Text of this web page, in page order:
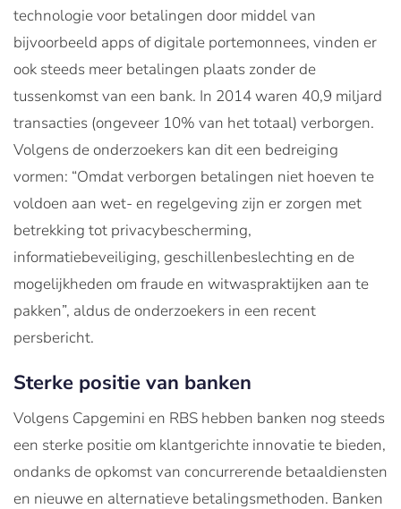
technologie voor betalingen door middel van
bijvoorbeeld apps of digitale portemonnees, vinden er
ook steeds meer betalingen plaats zonder de
tussenkomst van een bank. In 2014 waren 40,9 miljard
transacties (ongeveer 10% van het totaal) verborgen.
Volgens de onderzoekers kan dit een bedreiging
vormen: “Omdat verborgen betalingen niet hoeven te
voldoen aan wet- en regelgeving zijn er zorgen met
betrekking tot privacybescherming,
informatiebeveiliging, geschillenbeslechting en de
mogelijkheden om fraude en witwaspraktijken aan te
pakken”, aldus de onderzoekers in een recent
persbericht.
Sterke positie van banken
Volgens Capgemini en RBS hebben banken nog steeds
een sterke positie om klantgerichte innovatie te bieden,
ondanks de opkomst van concurrerende betaaldiensten
en nieuwe en alternatieve betalingsmethoden. Banken